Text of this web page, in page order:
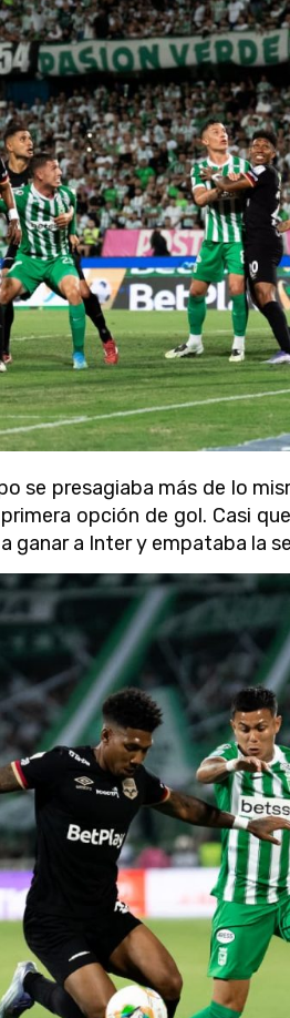
se presagiaba más de lo
opción de gol. Casi
ganar a Inter y empataba la